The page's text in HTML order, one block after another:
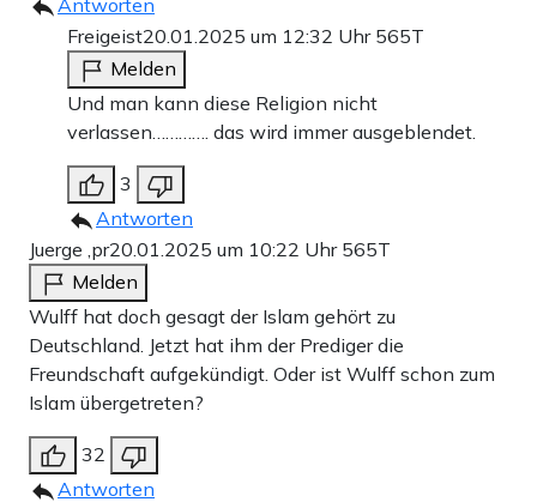
Freigeist20.01.2025 um 12:32 Uhr 565T
Melden
Und man kann diese Religion nicht
verlassen…………. das wird immer ausgeblendet.
3
Antworten
Juerge ,pr20.01.2025 um 10:22 Uhr 565T
Melden
Wulff hat doch gesagt der Islam gehört zu
Deutschland. Jetzt hat ihm der Prediger die
Freundschaft aufgekündigt. Oder ist Wulff schon zum
Islam übergetreten?
32
Antworten